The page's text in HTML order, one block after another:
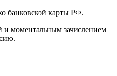
банковской карты РФ.
и моментальным зачислением